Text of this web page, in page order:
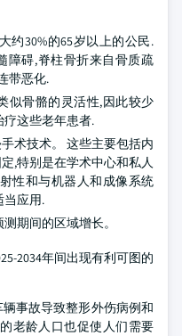
约30%的65岁以上的公民.
障碍,脊柱骨折来自骨质疏
带恶化.
似骨骼的灵活性,因此较少
这些老年患者.
术技术。 这些主要包括内
,特别是在学术中心和私人
性和与机器人和成像系统
当应用.
期间的区域增长。
2034年间出现有利可图的
事故导致整形外伤病例和
老龄人口也促使人们需要